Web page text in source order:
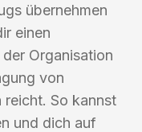
übernehmen
einen
Organisation
von
reicht. So kannst
und dich auf